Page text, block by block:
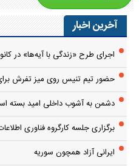
آخرین اخبار
اجرای طرح «زندگی با آیه‌ها» در
حضور تیم تنیس روی میز تفرش
دشمن به آشوب داخلی امید بسته
برگزاری جلسه کارگروه فناوری
ایرانی آزاد همچون سوریه